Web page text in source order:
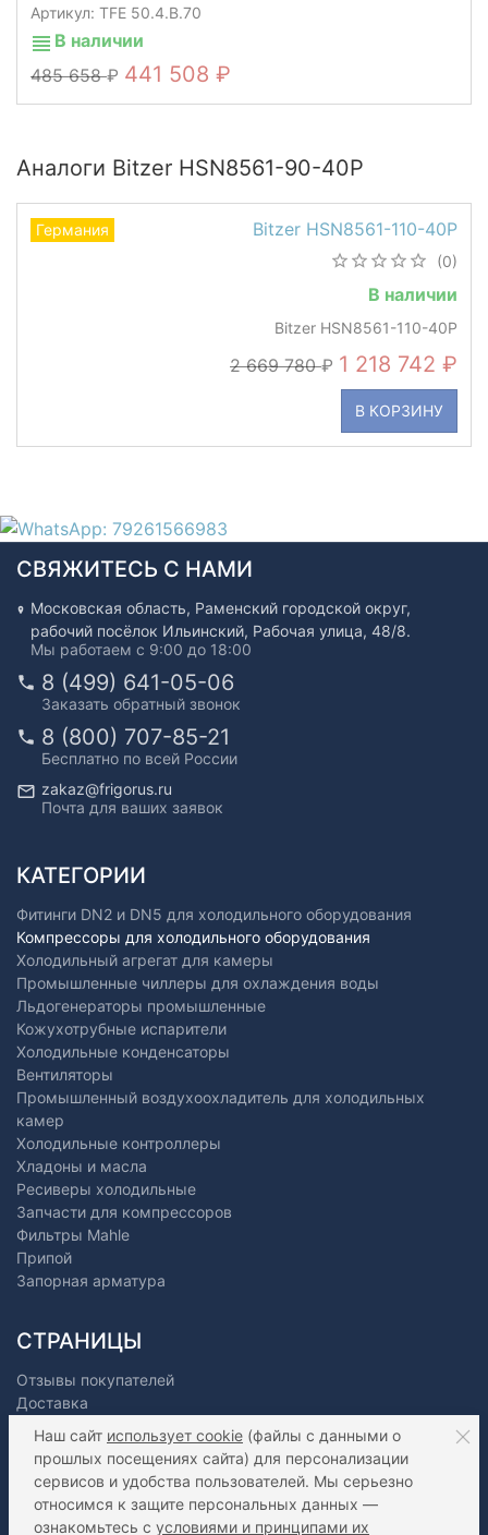
Артикул: TFE 50.4.B.70
В наличии
485 658
441 508
Аналоги Bitzer HSN8561-90-40P
Bitzer HSN8561-110-40P
(0)
В наличии
Bitzer HSN8561-110-40P
2 669 780 1 218 742
В КОРЗИНУ
Германия
СВЯЖИТЕСЬ С НАМИ
Московская область, Раменский городской округ,
рабочий посёлок Ильинский, Рабочая улица, 48/8.
Мы работаем с 9:00 до 18:00
8 (499) 641-05-06
Заказать обратный звонок
8 (800) 707-85-21
Бесплатно по всей России
zakaz@frigorus.ru
Почта для ваших заявок
КАТЕГОРИИ
Фитинги DN2 и DN5 для холодильного оборудования
Компрессоры для холодильного оборудования
Холодильный агрегат для камеры
Промышленные чиллеры для охлаждения воды
Льдогенераторы промышленные
Кожухотрубные испарители
Холодильные конденсаторы
Вентиляторы
Промышленный воздухоохладитель для холодильных
камер
Холодильные контроллеры
Хладоны и масла
Ресиверы холодильные
Запчасти для компрессоров
Фильтры Mahle
Припой
Запорная арматура
СТРАНИЦЫ
Отзывы покупателей
Доставка
Оплата
Как сделать заказ?
Дилерам
Наш сайт использует cookie (файлы с данными о
прошлых посещениях сайта) для персонализации
сервисов и удобства пользователей. Мы серьезно
относимся к защите персональных данных —
ознакомьтесь с условиями и принципами их